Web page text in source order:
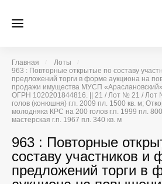
Главная
Лоты
963 : Повторные открытые по составу
предложений торги в форме аукциона на
продажи имущества МУСП
ОГРН 1020201844816. || 21 / Лот № 21 / Лот
голов (конюшня) г.п. 2009 пл. 1500 кв. м;
молодняка КРС на 200 голов г.п. 1999 пл.
мастерская г.п. 1967 пл. 340 кв. м
963 : Повторные
составу участников и
предложений торги в